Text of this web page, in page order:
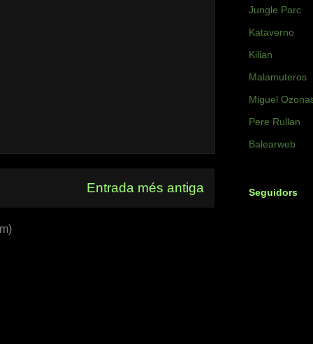
Entrada més antiga
Jungle Parc
Kataverno
Kilian
Malamuteros
Miguel
Pere Rullan
Balearweb
Seguidors